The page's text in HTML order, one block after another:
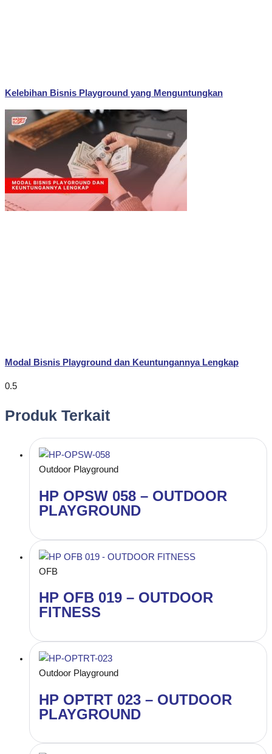
Kelebihan Bisnis Playground yang Menguntungkan
Modal Bisnis Playground dan Keuntungannya Lengkap
Produk Terkait
Outdoor Playground
HP OPSW 058 – OUTDOOR
PLAYGROUND
OFB
HP OFB 019 – OUTDOOR
FITNESS
Outdoor Playground
HP OPTRT 023 – OUTDOOR
PLAYGROUND